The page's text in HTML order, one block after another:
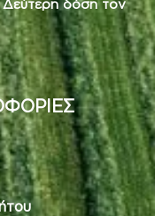
Δεύτερη δόση τον